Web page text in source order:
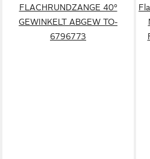
FLACHRUNDZANGE 40°
GEWINKELT ABGEW TO-
6796773